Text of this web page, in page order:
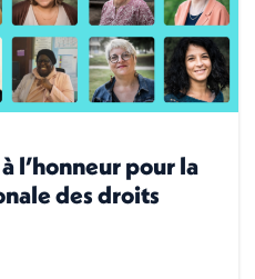
l’honneur pour la
des droits